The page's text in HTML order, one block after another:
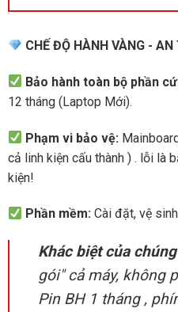
CHẾ ĐỘ HÀNH VÀNG -
Bảo hành toàn bộ phần
12 tháng (Laptop Mới).
Phạm vi bảo vệ:
cả linh kiện cấu thành ) . lỗi là
kiện!
Phần mềm: Cài đặt, vệ
Khác biệt của
gói" cả máy, không
Pin BH 1 tháng ,